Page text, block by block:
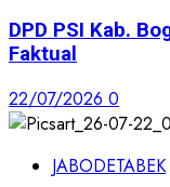
DPD PSI Kab.
Faktual
22/07/2026 0
JABODETABEK